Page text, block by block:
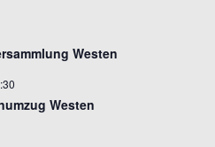
Westen
Westen